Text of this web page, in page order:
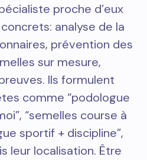
proche d’eux
analyse de la
prévention des
sur mesure,
Ils formulent
comme “podologue
“semelles course à
sportif + discipline”,
leur localisation. Être